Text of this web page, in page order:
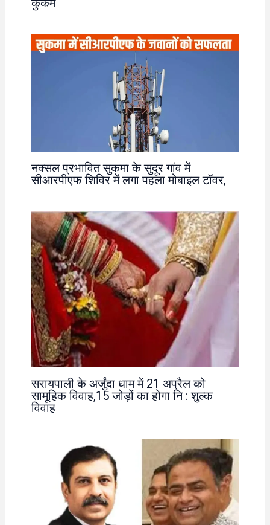
कुकर्म
नक्सल प्रभावित सुकमा के सुदूर गांव में
सीआरपीएफ शिविर में लगा पहला मोबाइल टॉवर,
सरायपाली के अर्जुंदा धाम में 21 अप्रैल को
सामूहिक विवाह,15 जोड़ों का होगा नि : शुल्क
विवाह